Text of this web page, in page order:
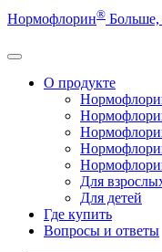
Нормофлорин® Больше,
О продукте
Для
Для детей
Где купить
Вопросы и ответы